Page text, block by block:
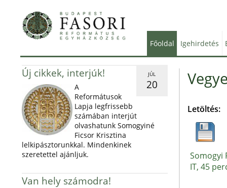
Főoldal Igehirdetés
JÚL
20
Új cikkek, interjúk!
A
Reformátusok
Lapja legfrissebb
számában interjút
olvashatunk Somogyiné
Ficsor Krisztina
lelkipásztorunkkal. Mindenkinek
szeretettel ajánljuk.
Van hely számodra!
Letöltés:
Somogyi
IT, 45